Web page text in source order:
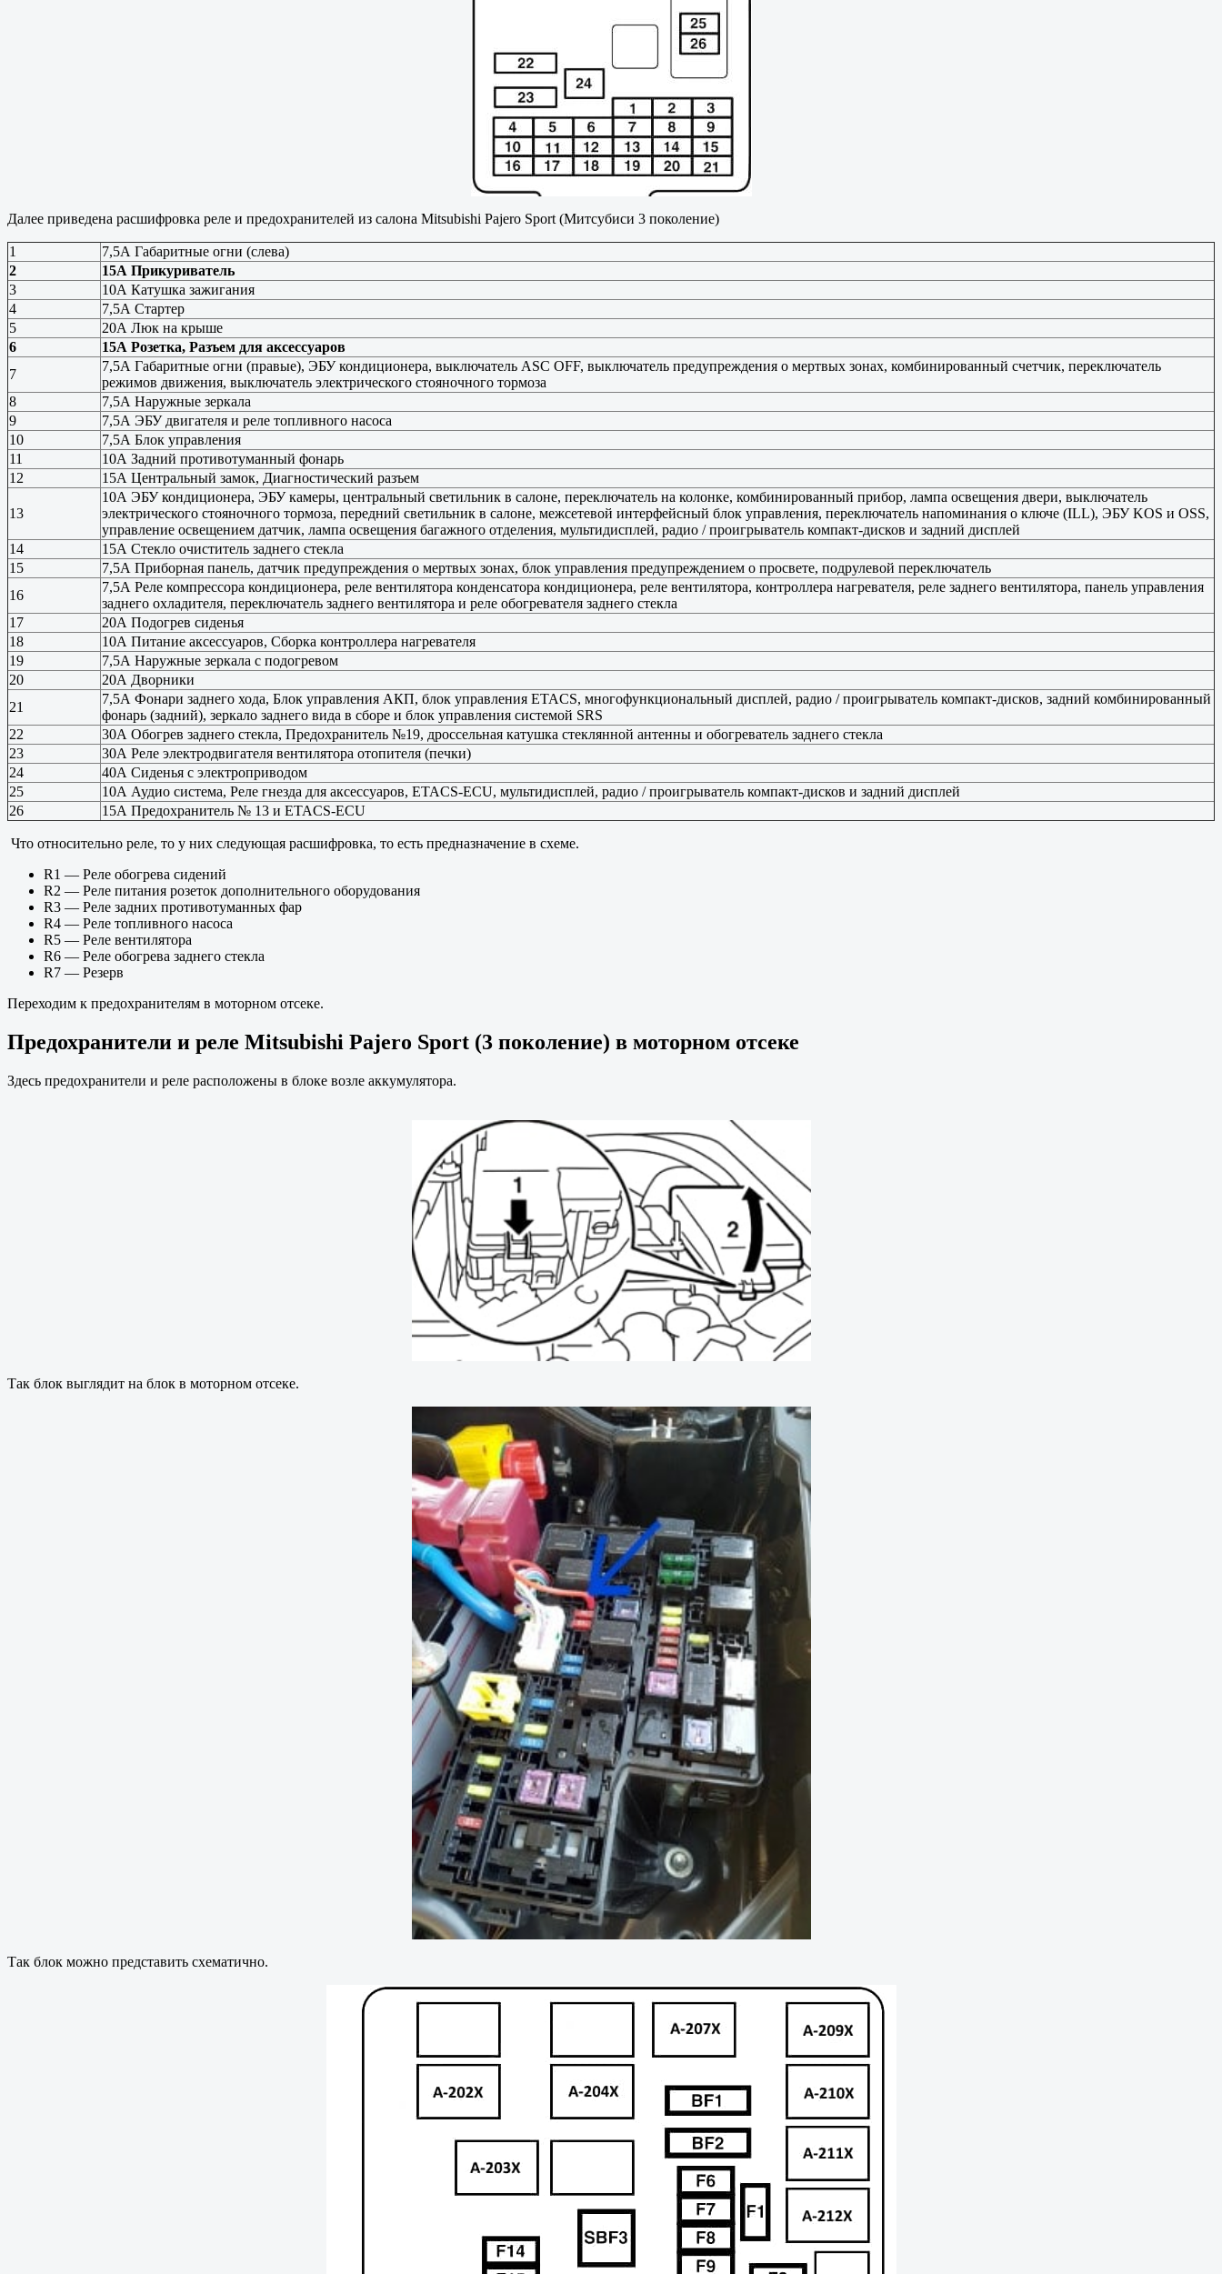
Далее приведена расшифровка реле и предохранителей из салона Mitsubishi Pajero Sport (Митсубиси 3 поколение)
1
7,5А Габаритные огни (слева)
2
15А Прикуриватель
3
10А Катушка зажигания
4
7,5А Стартер
5
20А Люк на крыше
6
15А Розетка, Разъем для аксессуаров
7
7,5А Габаритные огни (правые), ЭБУ кондиционера, выключатель ASC OFF, выключатель предупреждения о мертвых зонах, комбинированный счетчик, переключатель
режимов движения, выключатель электрического стояночного тормоза
8
7,5А Наружные зеркала
9
7,5А ЭБУ двигателя и реле топливного насоса
10
7,5А Блок управления
11
10А Задний противотуманный фонарь
12
15А Центральный замок, Диагностический разъем
13
10А ЭБУ кондиционера, ЭБУ камеры, центральный светильник в салоне, переключатель на колонке, комбинированный прибор, лампа освещения двери, выключатель
электрического стояночного тормоза, передний светильник в салоне, межсетевой интерфейсный блок управления, переключатель напоминания о ключе (ILL), ЭБУ KOS и OSS,
управление освещением датчик, лампа освещения багажного отделения, мультидисплей, радио / проигрыватель компакт-дисков и задний дисплей
14
15А Стекло очиститель заднего стекла
15
7,5А Приборная панель, датчик предупреждения о мертвых зонах, блок управления предупреждением о просвете, подрулевой переключатель
16
7,5А Реле компрессора кондиционера, реле вентилятора конденсатора кондиционера, реле вентилятора, контроллера нагревателя, реле заднего вентилятора, панель управления
заднего охладителя, переключатель заднего вентилятора и реле обогревателя заднего стекла
17
20А Подогрев сиденья
18
10А Питание аксессуаров, Сборка контроллера нагревателя
19
7,5А Наружные зеркала с подогревом
20
20А Дворники
21
7,5А Фонари заднего хода, Блок управления АКП, блок управления ETACS, многофункциональный дисплей, радио / проигрыватель компакт-дисков, задний комбинированный
фонарь (задний), зеркало заднего вида в сборе и блок управления системой SRS
22
30А Обогрев заднего стекла, Предохранитель №19, дроссельная катушка стеклянной антенны и обогреватель заднего стекла
23
30А Реле электродвигателя вентилятора отопителя (печки)
24
40А Сиденья с электроприводом
25
10А Аудио система, Реле гнезда для аксессуаров, ETACS-ECU, мультидисплей, радио / проигрыватель компакт-дисков и задний дисплей
26
15А Предохранитель № 13 и ETACS-ECU
Что относительно реле, то у них следующая расшифровка, то есть предназначение в схеме.
R1 — Реле обогрева сидений
R2 — Реле питания розеток дополнительного оборудования
R3 — Реле задних противотуманных фар
R4 — Реле топливного насоса
R5 — Реле вентилятора
R6 — Реле обогрева заднего стекла
R7 — Резерв
Переходим к предохранителям в моторном отсеке.
Предохранители и реле Mitsubishi Pajero Sport (3 поколение) в моторном отсеке
Здесь предохранители и реле расположены в блоке возле аккумулятора.
Так блок выглядит на блок в моторном отсеке.
Так блок можно представить схематично.